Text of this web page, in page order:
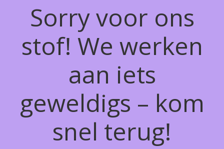
Sorry voor ons
stof! We werken
aan iets
geweldigs – kom
snel terug!